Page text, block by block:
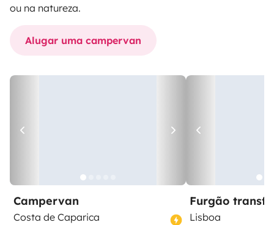
ou na natureza.
Alugar uma campervan
Campervan
Costa de Caparica
Furgão
Lisboa